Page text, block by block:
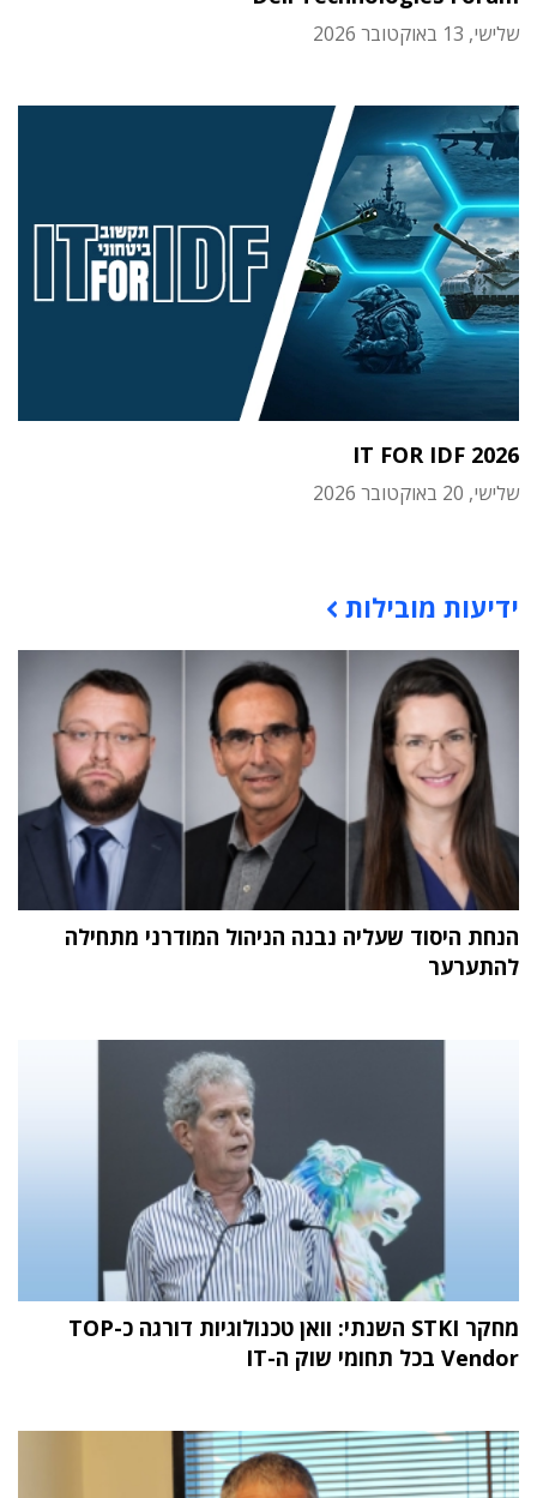
שלישי, 13 באוקטובר 2026
IT FOR IDF 2026
שלישי, 20 באוקטובר 2026
ידיעות מובילות
הנחת היסוד שעליה נבנה הניהול המודרני מתחילה
להתערער
מחקר STKI השנתי: וואן טכנולוגיות דורגה כ-TOP
Vendor בכל תחומי שוק ה-IT